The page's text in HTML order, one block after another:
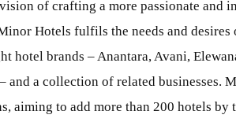
of crafting a more passionate and
Hotels fulfils the needs and
hotel brands – Anantara, Avani,
and a collection of related businesses.
aiming to add more than 200 hotels by